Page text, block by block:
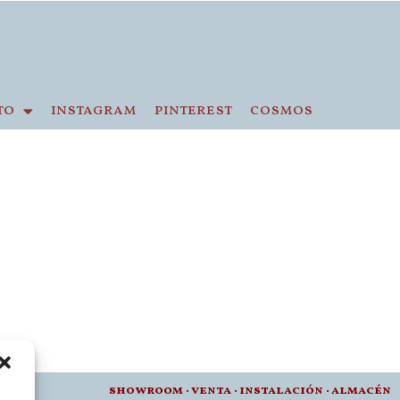
instagram pinterest cosmos
showroom ·venta · instalación · almacén